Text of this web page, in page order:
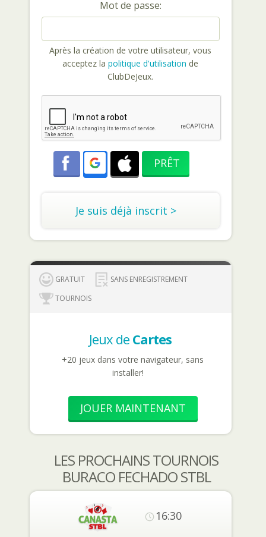
Mot de passe:
Après la création de votre utilisateur, vous
acceptez la politique d'utilisation de
ClubDeJeux.
Je suis déjà inscrit >
GRATUIT
SANS ENREGISTREMENT
TOURNOIS
Jeux de Cartes
+20 jeux dans votre navigateur, sans
installer!
JOUER MAINTENANT
LES PROCHAINS TOURNOIS
BURACO FECHADO STBL
16:30